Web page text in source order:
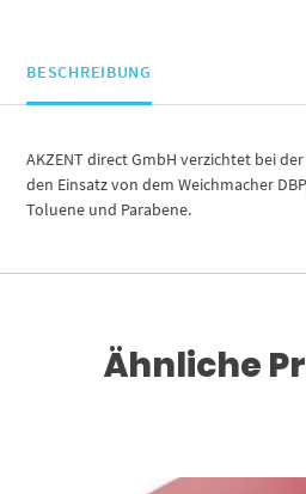
BESCHREIBUNG
AKZENT direct GmbH verzichtet bei
den Einsatz von dem Weichmacher
Toluene und Parabene.
Ähnliche